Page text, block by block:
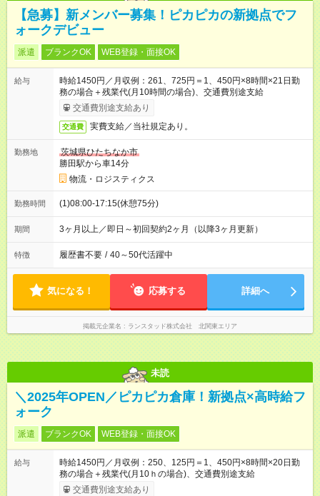
【急募】新メンバー募集！ピカピカの新拠点でフ
ォークデビュー
派遣 ブランクOK WEB登録・面接OK
給与
時給1450円／月収例：261、725円＝1、450円×8時間×21日勤
務の場合＋残業代(月10時間の場合)、交通費別途支給
交通費別途支給あり
交通費 実費支給／当社規定あり。
勤務地
茨城県ひたちなか市
勝田駅から車14分
物流・ロジスティクス
勤務時間 (1)08:00-17:15(休憩75分)
期間 3ヶ月以上／即日～初回契約2ヶ月（以降3ヶ月更新）
特徴 履歴書不要 / 40～50代活躍中
気になる！ 応募する 詳細へ
掲載元企業名 ランスタッド株式会社 北関東エリア
未読
＼2025年OPEN／ピカピカ倉庫！新拠点×高時給フ
ォーク
派遣 ブランクOK WEB登録・面接OK
給与
時給1450円／月収例：250、125円＝1、450円×8時間×20日勤
務の場合＋残業代(月10ｈの場合)、交通費別途支給
交通費別途支給あり